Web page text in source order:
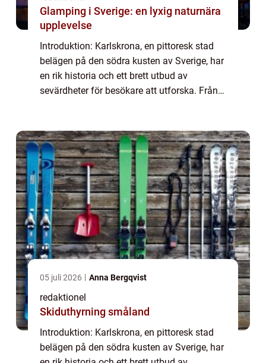
Glamping i Sverige: en lyxig naturnära
upplevelse
Introduktion: Karlskrona, en pittoresk stad
belägen på den södra kusten av Sverige, har
en rik historia och ett brett utbud av
sevärdheter för besökare att utforska. Från
olika ...
05 juli 2026 Anna Bergqvist
redaktionel
Skiduthyrning småland
Introduktion: Karlskrona, en pittoresk stad
belägen på den södra kusten av Sverige, har